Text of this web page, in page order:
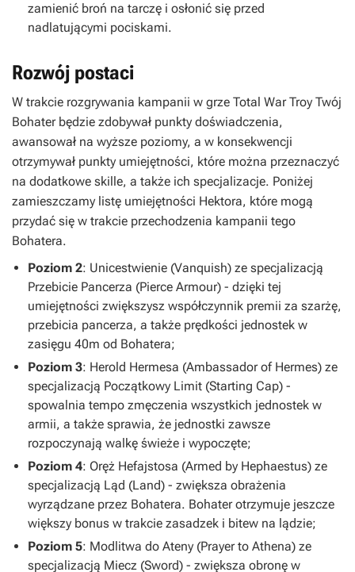
zamienić broń na tarczę i osłonić się przed
nadlatującymi pociskami.
Rozwój postaci
W trakcie rozgrywania kampanii w grze Total War Troy Twój
Bohater będzie zdobywał punkty doświadczenia,
awansował na wyższe poziomy, a w konsekwencji
otrzymywał punkty umiejętności, które można przeznaczyć
na dodatkowe skille, a także ich specjalizacje. Poniżej
zamieszczamy listę umiejętności Hektora, które mogą
przydać się w trakcie przechodzenia kampanii tego
Bohatera.
Poziom 2: Unicestwienie (Vanquish) ze specjalizacją
Przebicie Pancerza (Pierce Armour) - dzięki tej
umiejętności zwiększysz współczynnik premii za szarżę,
przebicia pancerza, a także prędkości jednostek w
zasięgu 40m od Bohatera;
Poziom 3: Herold Hermesa (Ambassador of Hermes) ze
specjalizacją Początkowy Limit (Starting Cap) -
spowalnia tempo zmęczenia wszystkich jednostek w
armii, a także sprawia, że jednostki zawsze
rozpoczynają walkę świeże i wypoczęte;
Poziom 4: Oręż Hefajstosa (Armed by Hephaestus) ze
specjalizacją Ląd (Land) - zwiększa obrażenia
wyrządzane przez Bohatera. Bohater otrzymuje jeszcze
większy bonus w trakcie zasadzek i bitew na lądzie;
Poziom 5: Modlitwa do Ateny (Prayer to Athena) ze
specjalizacją Miecz (Sword) - zwiększa obronę w